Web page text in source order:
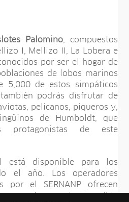
Palomino, compuestos
I, Mellizo II, La Lobera e
por ser el hogar de
de lobos marinos
5,000 de estos simpáticos
podrás disfrutar de
pelícanos, piqueros y,
de Humboldt, que
protagonistas de este
está disponible para los
el año. Los operadores
por el SERNANP ofrecen
explorar este increíble